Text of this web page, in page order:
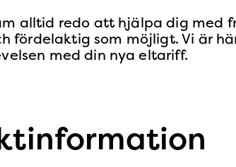
alltid redo att hjälpa dig med
fördelaktig som möjligt. Vi är
med din nya eltariff​​.